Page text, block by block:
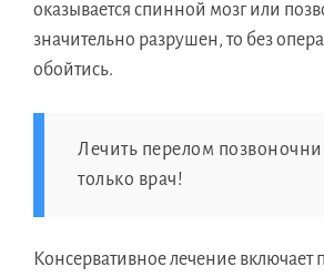
оказывается спинной мозг или
значительно разрушен, то без
обойтись.
Лечить перелом
только врач!
Консервативное лечение включает